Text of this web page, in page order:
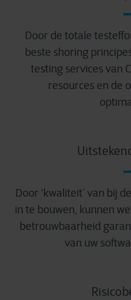
Door de totale
beste shoring
testing services van
resources en de
Door ‘kwaliteit’ van bij
in te bouwen, kunnen
betrouwbaarheid
van uw